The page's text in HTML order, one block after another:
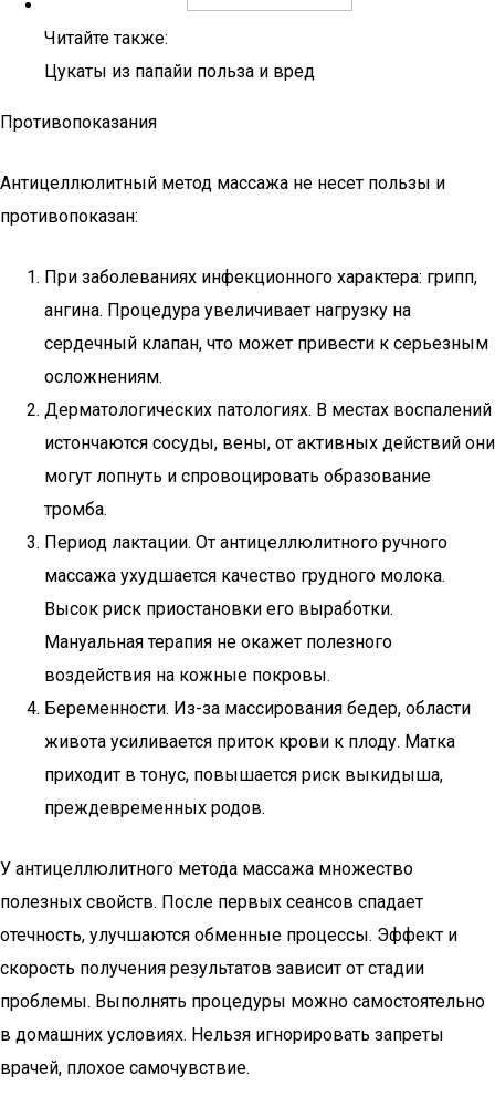
Читайте также:
Цукаты из папайи польза и вред
Противопоказания
Антицеллюлитный метод массажа не несет пользы и
противопоказан:
При заболеваниях инфекционного характера: грипп,
ангина. Процедура увеличивает нагрузку на
сердечный клапан, что может привести к серьезным
осложнениям.
Дерматологических патологиях. В местах воспалений
истончаются сосуды, вены, от активных действий они
могут лопнуть и спровоцировать образование
тромба.
Период лактации. От антицеллюлитного ручного
массажа ухудшается качество грудного молока.
Высок риск приостановки его выработки.
Мануальная терапия не окажет полезного
воздействия на кожные покровы.
Беременности. Из-за массирования бедер, области
живота усиливается приток крови к плоду. Матка
приходит в тонус, повышается риск выкидыша,
преждевременных родов.
У антицеллюлитного метода массажа множество
полезных свойств. После первых сеансов спадает
отечность, улучшаются обменные процессы. Эффект и
скорость получения результатов зависит от стадии
проблемы. Выполнять процедуры можно самостоятельно
в домашних условиях. Нельзя игнорировать запреты
врачей, плохое самочувствие.